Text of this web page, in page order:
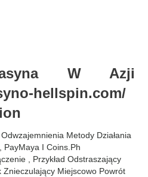
W Azji
hellspin.com/
Metody Działania
PayMaya I Coins.Ph
, Przykład Odstraszający
Znieczulający Miejscowo Powrót